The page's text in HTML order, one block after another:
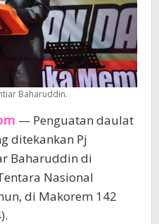
Baharuddin.
— Penguatan daulat
ditekankan Pj
Baharuddin di
Nasional
di Makorem 142